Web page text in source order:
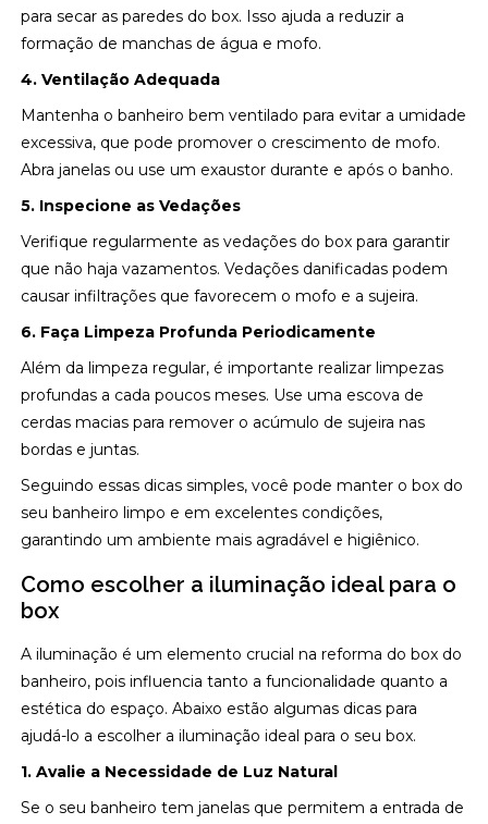
para secar as paredes do box. Isso ajuda a reduzir a
formação de manchas de água e mofo.
4. Ventilação Adequada
Mantenha o banheiro bem ventilado para evitar a umidade
excessiva, que pode promover o crescimento de mofo.
Abra janelas ou use um exaustor durante e após o banho.
5. Inspecione as Vedações
Verifique regularmente as vedações do box para garantir
que não haja vazamentos. Vedações danificadas podem
causar infiltrações que favorecem o mofo e a sujeira.
6. Faça Limpeza Profunda Periodicamente
Além da limpeza regular, é importante realizar limpezas
profundas a cada poucos meses. Use uma escova de
cerdas macias para remover o acúmulo de sujeira nas
bordas e juntas.
Seguindo essas dicas simples, você pode manter o box do
seu banheiro limpo e em excelentes condições,
garantindo um ambiente mais agradável e higiênico.
Como escolher a iluminação ideal para o
box
A iluminação é um elemento crucial na reforma do box do
banheiro, pois influencia tanto a funcionalidade quanto a
estética do espaço. Abaixo estão algumas dicas para
ajudá-lo a escolher a iluminação ideal para o seu box.
1. Avalie a Necessidade de Luz Natural
Se o seu banheiro tem janelas que permitem a entrada de